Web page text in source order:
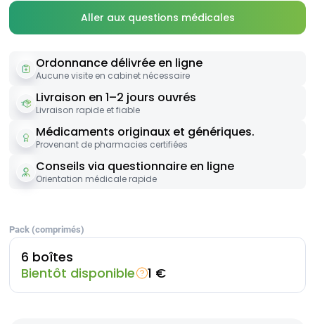
Aller aux questions médicales
Ordonnance délivrée en ligne
Aucune visite en cabinet nécessaire
Livraison en 1–2 jours ouvrés
Livraison rapide et fiable
Médicaments originaux et génériques.
Provenant de pharmacies certifiées
Conseils via questionnaire en ligne
Orientation médicale rapide
Pack (comprimés)
6 boîtes
Bientôt disponible
1 €